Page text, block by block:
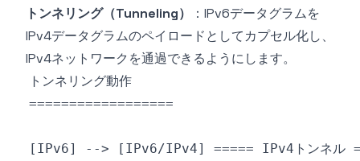
トンネリング（Tunneling）
：IPv6データグラムを
IPv4データグラムのペイロードとしてカプセル化し、
IPv4ネットワークを通過できるようにします。